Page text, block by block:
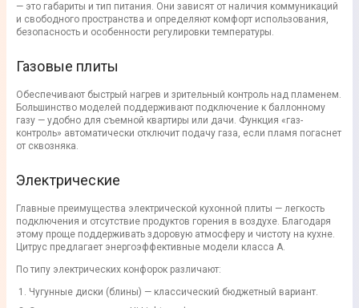
— это габариты и тип питания. Они зависят от наличия коммуникаций
и свободного пространства и определяют комфорт использования,
безопасность и особенности регулировки температуры.
Газовые плиты
Обеспечивают быстрый нагрев и зрительный контроль над пламенем.
Большинство моделей поддерживают подключение к баллонному
газу — удобно для съемной квартиры или дачи. Функция «газ-
контроль» автоматически отключит подачу газа, если пламя погаснет
от сквозняка.
Электрические
Главные преимущества электрической кухонной плиты — легкость
подключения и отсутствие продуктов горения в воздухе. Благодаря
этому проще поддерживать здоровую атмосферу и чистоту на кухне.
Цитрус предлагает энергоэффективные модели класса A.
По типу электрических конфорок различают:
Чугунные диски (блины) — классический бюджетный вариант.